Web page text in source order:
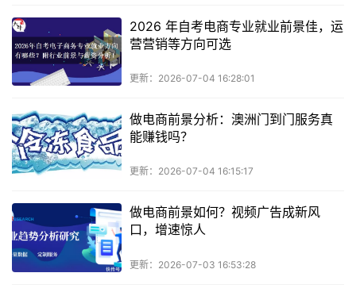
2026 年自考电商专业就业前景佳，运
营营销等方向可选
更新：2026-07-04 16:28:01
做电商前景分析：澳洲门到门服务真
能赚钱吗？
更新：2026-07-04 16:15:17
做电商前景如何？视频广告成新风
口，增速惊人
更新：2026-07-03 16:53:28